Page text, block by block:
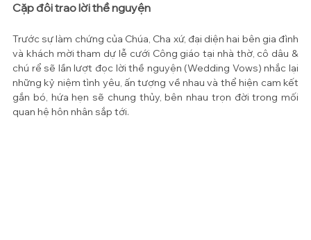
Cặp đôi trao lời thề nguyện
Trước sự làm chứng của Chúa, Cha xứ, đại diện hai bên gia đình
và khách mời tham dự lễ cưới Công giáo tại nhà thờ, cô dâu &
chú rể sẽ lần lượt đọc lời thề nguyện (Wedding Vows) nhắc lại
những kỷ niệm tình yêu, ấn tượng về nhau và thể hiện cam kết
gắn bó, hứa hẹn sẽ chung thủy, bên nhau trọn đời trong mối
quan hệ hôn nhân sắp tới.